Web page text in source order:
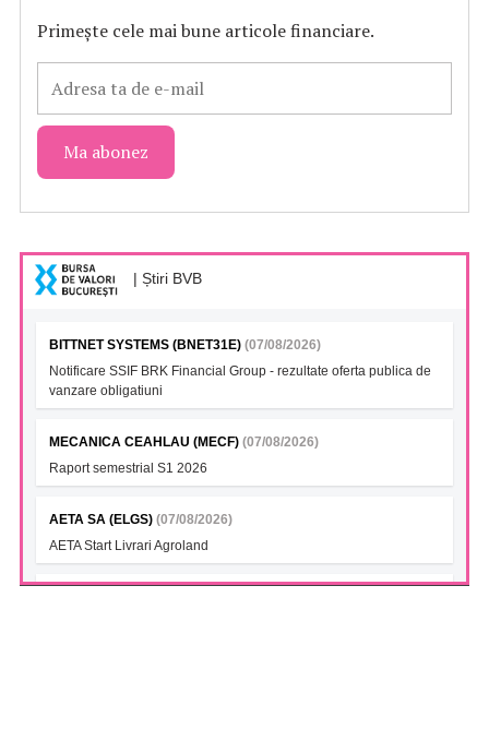
Primește cele mai bune articole financiare.
| Știri BVB
BITTNET SYSTEMS (BNET31E) (07/08/2026)
Notificare SSIF BRK Financial Group - rezultate oferta publica de
vanzare obligatiuni
MECANICA CEAHLAU (MECF) (07/08/2026)
Raport semestrial S1 2026
AETA SA (ELGS) (07/08/2026)
AETA Start Livrari Agroland